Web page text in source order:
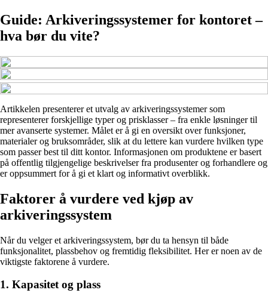
Guide: Arkiveringssystemer for kontoret –
hva bør du vite?
Artikkelen presenterer et utvalg av arkiveringssystemer som
representerer forskjellige typer og prisklasser – fra enkle løsninger til
mer avanserte systemer. Målet er å gi en oversikt over funksjoner,
materialer og bruksområder, slik at du lettere kan vurdere hvilken type
som passer best til ditt kontor. Informasjonen om produktene er basert
på offentlig tilgjengelige beskrivelser fra produsenter og forhandlere og
er oppsummert for å gi et klart og informativt overblikk.
Faktorer å vurdere ved kjøp av
arkiveringssystem
Når du velger et arkiveringssystem, bør du ta hensyn til både
funksjonalitet, plassbehov og fremtidig fleksibilitet. Her er noen av de
viktigste faktorene å vurdere.
1. Kapasitet og plass